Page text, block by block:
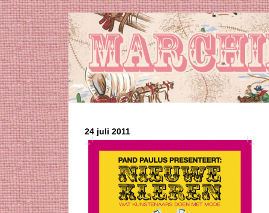
24 juli 2011